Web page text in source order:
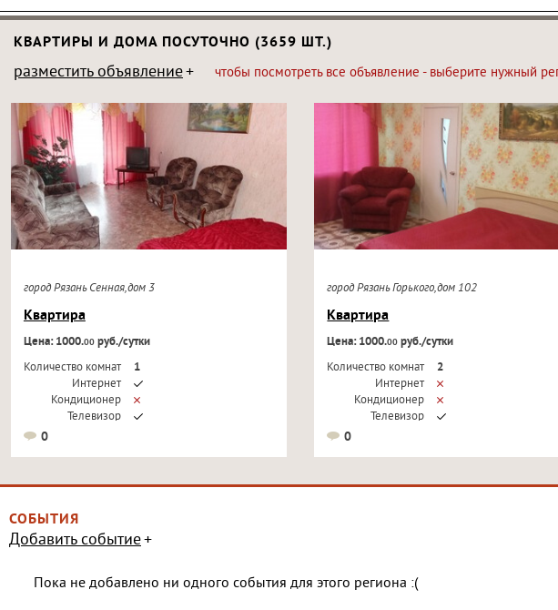
КВАРТИРЫ И ДОМА ПОСУТОЧНО (3659 ШТ.)
разместить объявление чтобы посмотреть все объявление - выберите нужный
город Рязань Сенная,дом 3
Квартира
Цена: 1000.00руб./сутки
Количество комнат
1
Интернет
Кондиционер
Телевизор
0
город Рязань Горького,дом 102
Квартира
Цена: 1000.00 руб./сутки
Количество комнат
2
Интернет
Кондиционер
Телевизор
0
СОБЫТИЯ
Добавить событие
Пока не добавлено ни одного события для этого региона :(